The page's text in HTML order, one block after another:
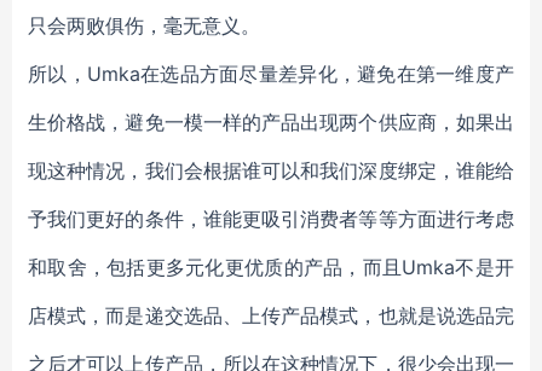
只会两败俱伤，毫无意义。
所以，Umka在选品方面尽量差异化，避免在第一维度产
生价格战，避免一模一样的产品出现两个供应商，如果出
现这种情况，我们会根据谁可以和我们深度绑定，谁能给
予我们更好的条件，谁能更吸引消费者等等方面进行考虑
和取舍，包括更多元化更优质的产品，而且Umka不是开
店模式，而是递交选品、上传产品模式，也就是说选品完
之后才可以上传产品，所以在这种情况下，很少会出现一